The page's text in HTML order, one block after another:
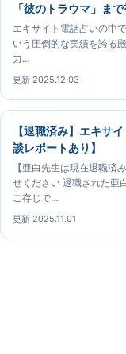
「彼のトラウマ」ま
エキサイト電話占いの中
いう圧倒的な実績を誇る
力…
更新 2025.12.03
【退職済み】エキサ
談レポートあり】
【亜白先生は現在退職済
せください 退職された亜
ご存じで…
更新 2025.11.01